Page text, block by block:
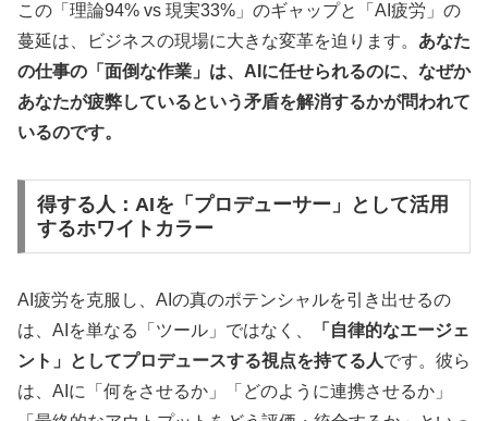
この「理論94% vs 現実33%」のギャップと「AI疲労」の
蔓延は、ビジネスの現場に大きな変革を迫ります。 あなた
の仕事の「面倒な作業」は、AIに任せられるのに、なぜか
あなたが疲弊しているという矛盾を解消するかが問われて
いるのです。
得する人：AIを「プロデューサー」として活用
するホワイトカラー
AI疲労を克服し、AIの真のポテンシャルを引き出せるの
は、AIを単なる「ツール」ではなく、
「自律的なエージェ
ント」としてプロデュースする視点を持てる人です。彼ら
は、AIに「何をさせるか」「どのように連携させるか」